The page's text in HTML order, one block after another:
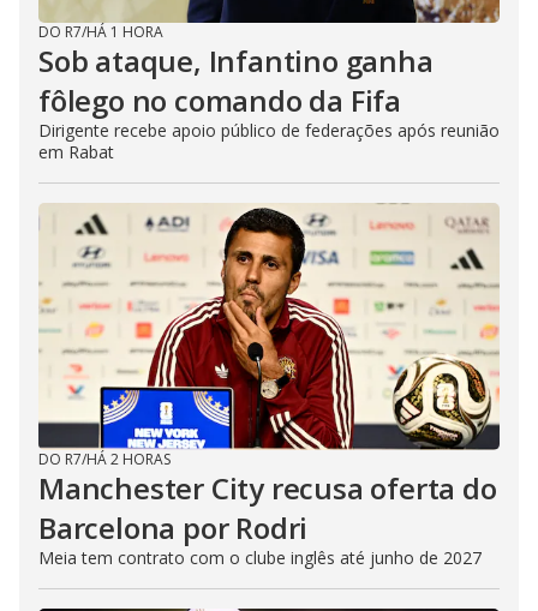
DO R7/HÁ 1 HORA
Sob ataque, Infantino ganha
fôlego no comando da Fifa
Dirigente recebe apoio público de federações após reunião
em Rabat
DO R7/HÁ 2 HORAS
Manchester City recusa oferta do
Barcelona por Rodri
Meia tem contrato com o clube inglês até junho de 2027